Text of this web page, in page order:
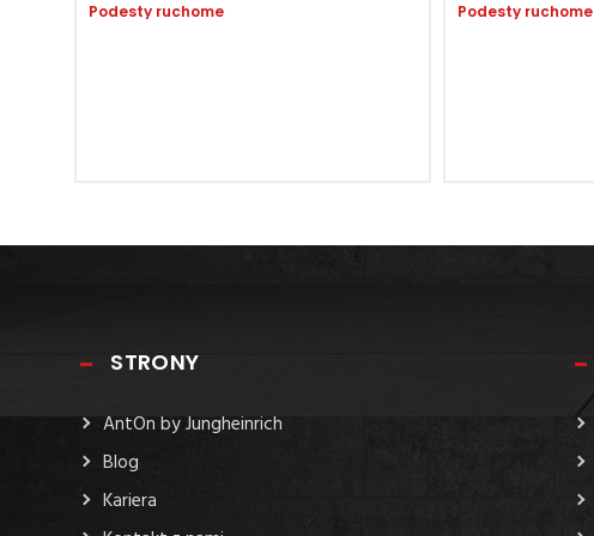
Podesty ruchome Podesty ruchome
STRONY
AntOn by Jungheinrich
Blog
Kariera